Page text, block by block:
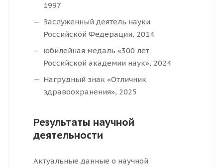
1997
Заслуженный деятель науки
Российской Федерации, 2014
юбилейная медаль «300 лет
Российской академии наук», 2024
Нагрудный знак «Отличник
здравоохранения», 2025
Результаты научной
деятельности
Актуальные данные о научной